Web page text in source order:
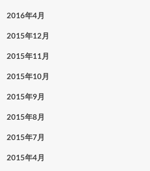
2016年4月
2015年12月
2015年11月
2015年10月
2015年9月
2015年8月
2015年7月
2015年4月